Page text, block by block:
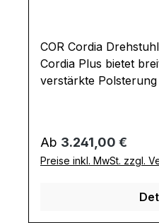
COR Cordia
Cordia Plus bietet
verstärkte
Rückholfeder, die
Drehstuhl nach dem
zurückdreht. Design-
Regulärer Preis:
Ab 3.241,00 €
Preise inkl. MwSt. zzgl.